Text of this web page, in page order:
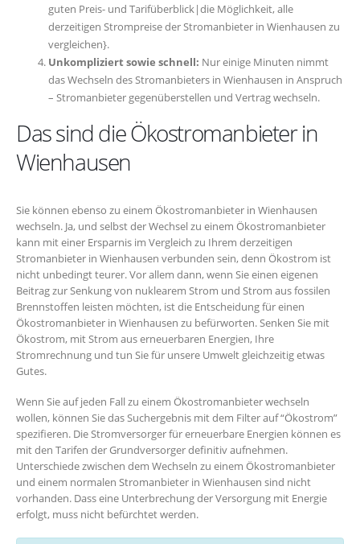
guten Preis- und Tarifüberblick|die Möglichkeit, alle
derzeitigen Strompreise der Stromanbieter in Wienhausen zu
vergleichen}.
Unkompliziert sowie schnell: Nur einige Minuten nimmt
das Wechseln des Stromanbieters in Wienhausen in Anspruch
– Stromanbieter gegenüberstellen und Vertrag wechseln.
Das sind die Ökostromanbieter in
Wienhausen
Sie können ebenso zu einem Ökostromanbieter in Wienhausen
wechseln. Ja, und selbst der Wechsel zu einem Ökostromanbieter
kann mit einer Ersparnis im Vergleich zu Ihrem derzeitigen
Stromanbieter in Wienhausen verbunden sein, denn Ökostrom ist
nicht unbedingt teurer. Vor allem dann, wenn Sie einen eigenen
Beitrag zur Senkung von nuklearem Strom und Strom aus fossilen
Brennstoffen leisten möchten, ist die Entscheidung für einen
Ökostromanbieter in Wienhausen zu befürworten. Senken Sie mit
Ökostrom, mit Strom aus erneuerbaren Energien, Ihre
Stromrechnung und tun Sie für unsere Umwelt gleichzeitig etwas
Gutes.
Wenn Sie auf jeden Fall zu einem Ökostromanbieter wechseln
wollen, können Sie das Suchergebnis mit dem Filter auf “Ökostrom”
spezifieren. Die Stromversorger für erneuerbare Energien können es
mit den Tarifen der Grundversorger definitiv aufnehmen.
Unterschiede zwischen dem Wechseln zu einem Ökostromanbieter
und einem normalen Stromanbieter in Wienhausen sind nicht
vorhanden. Dass eine Unterbrechung der Versorgung mit Energie
erfolgt, muss nicht befürchtet werden.